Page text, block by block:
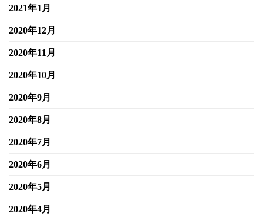
2021年1月
2020年12月
2020年11月
2020年10月
2020年9月
2020年8月
2020年7月
2020年6月
2020年5月
2020年4月